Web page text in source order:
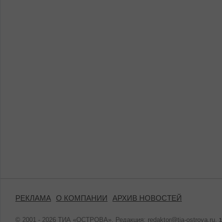
РЕКЛАМА О КОМПАНИИ АРХИВ НОВОСТЕЙ
© 2001 - 2026 ТИА «ОСТРОВА». Редакция: redaktor@tia-ostrova.ru